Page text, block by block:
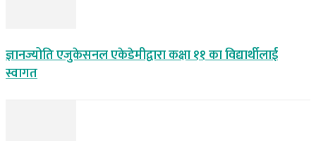
ज्ञानज्योति एजुकेसनल एकेडेमीद्वारा कक्षा ११ का विद्यार्थीलाई
स्वागत